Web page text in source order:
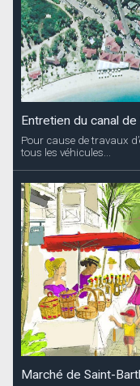
Entretien du canal
Pour cause de travaux
tous les véhicules...
Marché de Saint-